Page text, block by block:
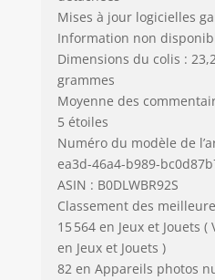
Mises à jour logicielles
Information non
Dimensions du colis :
grammes
Moyenne des
5 étoiles
Numéro du modèle de
ea3d-46a4-b989-
ASIN : B0DLWBR92S
Classement des
15 564 en Jeux et Jouets
en Jeux et Jouets )
82 en Appareils photos